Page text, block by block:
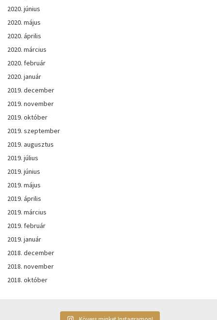
2020. június
2020. május
2020. április
2020. március
2020. február
2020. január
2019. december
2019. november
2019. október
2019. szeptember
2019. augusztus
2019. július
2019. június
2019. május
2019. április
2019. március
2019. február
2019. január
2018. december
2018. november
2018. október